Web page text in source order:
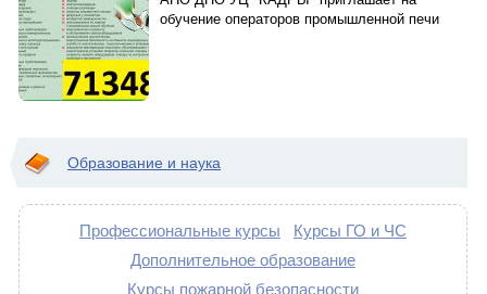
обучение операторов промышленной печи
Образование и наука
Профессиональные курсы
Курсы ГО и ЧС
Дополнительное образование
Курсы пожарной безопасности